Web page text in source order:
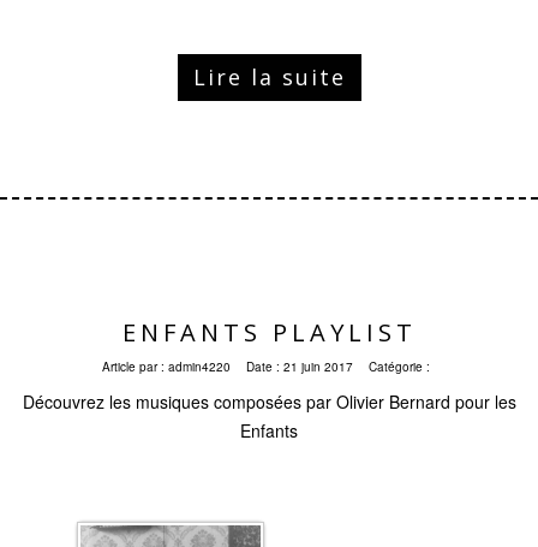
Lire la suite
ENFANTS PLAYLIST
Article par : admin4220 Date : 21 juin 2017 Catégorie :
Découvrez les musiques composées par Olivier Bernard pour les
Enfants